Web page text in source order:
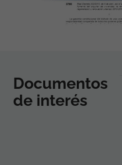
Documentos
de interés